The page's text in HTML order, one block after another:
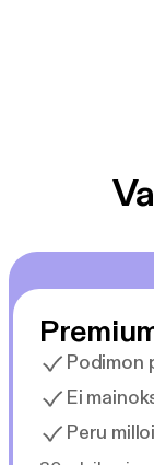
Podimon
Ei
Peru